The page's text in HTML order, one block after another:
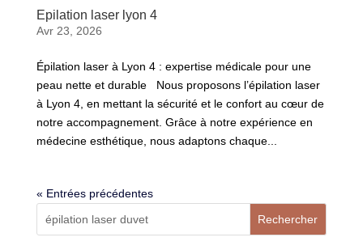
Epilation laser lyon 4
Avr 23, 2026
Épilation laser à Lyon 4 : expertise médicale pour une
peau nette et durable Nous proposons l’épilation laser
à Lyon 4, en mettant la sécurité et le confort au cœur de
notre accompagnement. Grâce à notre expérience en
médecine esthétique, nous adaptons chaque...
« Entrées précédentes
Rechercher